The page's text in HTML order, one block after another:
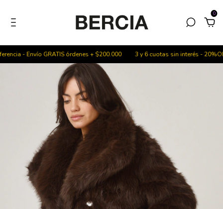
0
- Envío GRATIS órdenes + $200.000 3 y 6 cuotas sin interés -